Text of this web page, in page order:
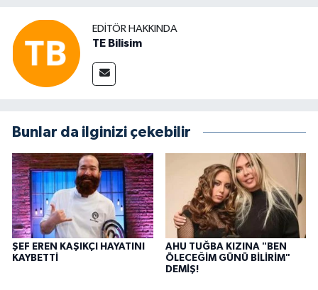
EDITÖR HAKKINDA
TE Bilisim
Bunlar da ilginizi çekebilir
ŞEF EREN KAŞIKÇI HAYATINI
KAYBETTİ
AHU TUĞBA KIZINA "BEN
ÖLECEĞİM GÜNÜ BİLİRİM"
DEMİŞ!